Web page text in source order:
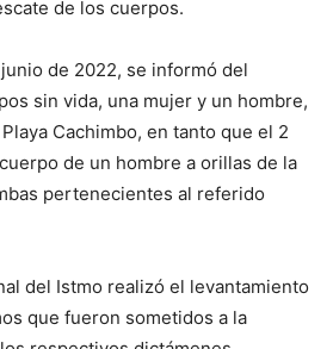
de los cuerpos.
de 2022, se informó del
sin vida, una mujer y un hombre,
Cachimbo, en tanto que el 2
de un hombre a orillas de la
pertenecientes al referido
del Istmo realizó el levantamiento
que fueron sometidos a la